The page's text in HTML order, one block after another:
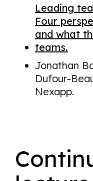
Leading
Four
and what
teams.
Jonathan
Dufour-
Nexapp.